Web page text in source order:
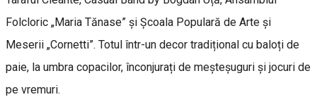
Folcloric „Maria Tănase” și Școala Populară de Arte și
Meserii „Cornetti”. Totul într-un decor tradițional cu baloți de
paie, la umbra copacilor, înconjurați de meșteșuguri și jocuri de
pe vremuri.